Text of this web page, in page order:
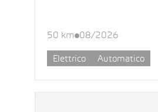
50 km 08/2026
Elettrico Automatico